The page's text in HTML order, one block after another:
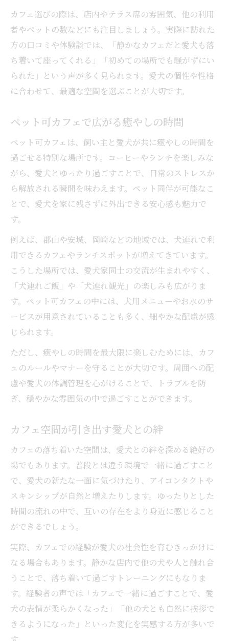
カフェでの食事中に注意すべきポイント
ペット可カフェでの基本的なルールまとめ
カフェで他の利用者に配慮するコツ
安心して利用できるペット可カフェの特徴
カフェの清潔感がもたらす安心ポイント
カフェスタッフの対応力と愛犬の満足度
カフェ選びで注目したい衛生管理の工夫
ペット可カフェの快適な座席や空間演出
ペット同伴で楽しむカフェ巡りの魅力
カフェ巡りで見つかるペット可の新発見
さ
ペット同伴だからこそ味わえるカフェの魅
力
カフェ巡りで愛犬と非日常を楽しむ方法
カフェ選びの際は、店内やテラス席の雰囲気、他の利用
者やペットの数などにも注目しましょう。実際に訪れた
方の口コミや体験談では、「静かなカフェだと愛犬も落
ち着いて座ってくれる」「初めての場所でも騒がずにい
られた」という声が多く見られます。愛犬の個性や性格
に合わせて、最適な空間を選ぶことが大切です。
ペット可カフェで広がる癒やしの時間
ペット可カフェは、飼い主と愛犬が共に癒やしの時間を
過ごせる特別な場所です。コーヒーやランチを楽しみな
がら、愛犬とゆったり過ごすことで、日常のストレスか
ら解放される瞬間を味わえます。ペット同伴が可能なこ
とで、愛犬を家に残さずに外出できる安心感も魅力で
す。
例えば、郡山や安城、岡崎などの地域では、犬連れで利
用できるカフェやランチスポットが増えてきています。
こうした場所では、愛犬家同士の交流が生まれやすく、
「犬連れご飯」や「犬連れ観光」の楽しみも広がりま
す。ペット可カフェの中には、犬用メニューやお水のサ
ービスが用意されていることも多く、細やかな配慮が感
じられます。
ただし、癒やしの時間を最大限に楽しむためには、カフ
ェのルールやマナーを守ることが大切です。周囲への配
慮や愛犬の体調管理を心がけることで、トラブルを防
ぎ、穏やかな雰囲気の中で過ごすことができます。
カフェ空間が引き出す愛犬との絆
カフェの落ち着いた空間は、愛犬との絆を深める絶好の
場でもあります。普段とは違う環境で一緒に過ごすこと
で、愛犬の新たな一面に気づけたり、アイコンタクトや
スキンシップが自然と増えたりします。ゆったりとした
時間の流れの中で、互いの存在をより身近に感じること
ができるでしょう。
実際、カフェでの経験が愛犬の社会性を育むきっかけに
なる場合もあります。静かな店内で他の犬や人と触れ合
うことで、落ち着いて過ごすトレーニングにもなりま
す。経験者の声では「カフェで一緒に過ごすことで、愛
犬の表情が柔らかくなった」「他の犬とも自然に挨拶で
きるようになった」といった変化を実感する方が多いで